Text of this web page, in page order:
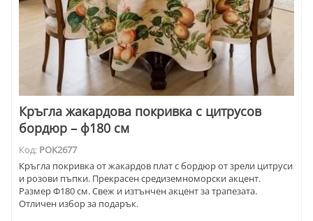
Кръгла жакардова покривка с цитрусов
бордюр – ф180 см
Код: POK2677
Кръгла покривка от жакардов плат с бордюр от зрели цитруси
и розови пъпки. Прекрасен средиземноморски акцент.
Размер Ф180 см. Свеж и изтънчен акцент за трапезата.
Отличен избор за подарък.